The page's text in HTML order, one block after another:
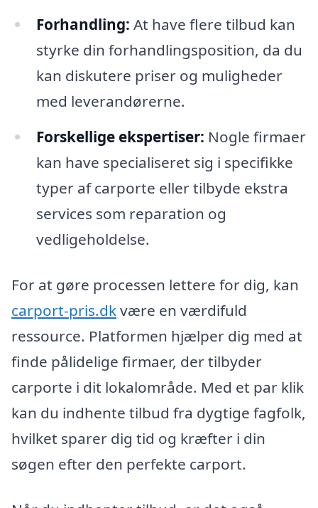
Forhandling: At have flere tilbud kan
styrke din forhandlingsposition, da du
kan diskutere priser og muligheder
med leverandørerne.
Forskellige ekspertiser: Nogle firmaer
kan have specialiseret sig i specifikke
typer af carporte eller tilbyde ekstra
services som reparation og
vedligeholdelse.
For at gøre processen lettere for dig, kan
carport-pris.dkvære en værdifuld
ressource. Platformen hjælper dig med at
finde pålidelige firmaer, der tilbyder
carporte i dit lokalområde. Med et par klik
kan du indhente tilbud fra dygtige fagfolk,
hvilket sparer dig tid og kræfter i din
søgen efter den perfekte carport.